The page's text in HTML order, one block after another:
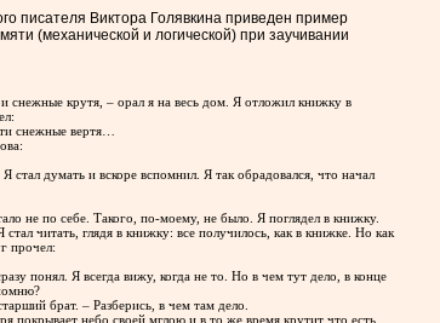
писателя Виктора Голявкина приведен пример
(механической и логической) при заучивании
снежные крутя, – орал я на весь дом. Я отложил книжку в
снежные вертя…
стал думать и вскоре вспомнил. Я так обрадовался, что начал
не по себе. Такого, по-моему, не было. Я поглядел в книжку.
читать, глядя в книжку: все получилось, как в книжке. Но как
прочел:
понял. Я всегда вижу, когда не то. Но в чем тут дело, в конце
брат. – Разберись, в чем там дело.
покрывает небо своей мглою и в то же время крутит что есть